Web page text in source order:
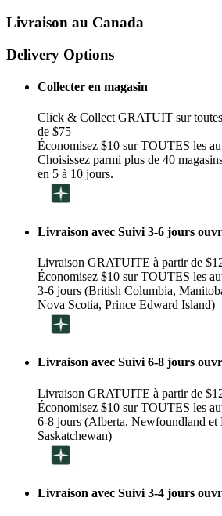
Livraison au Canada
Delivery Options
Collecter en magasin
Click & Collect GRATUIT sur toutes
de $75
Économisez $10 sur TOUTES les
Choisissez parmi plus de 40
en 5 à 10 jours.
Livraison avec Suivi 3-6 jours
Livraison GRATUITE à partir de
Économisez $10 sur TOUTES les
3-6 jours (British Columbia,
Nova Scotia, Prince Edward Island)
Livraison avec Suivi 6-8 jours
Livraison GRATUITE à partir de
Économisez $10 sur TOUTES les
6-8 jours (Alberta, Newfoundland et
Saskatchewan)
Livraison avec Suivi 3-4 jours